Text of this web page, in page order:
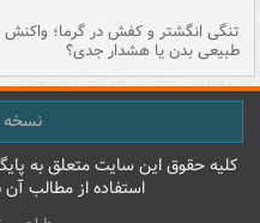
تنگی انگشتر و کفش در گرما؛ واکنش
طبیعی بدن یا هشدار جدی؟
کليه حقوق اين سايت متعلق به
استفاده از مطالب آن